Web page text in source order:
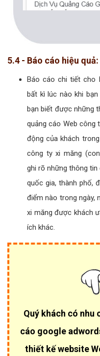
5.4 - Báo cáo hiệu quả:
Báo cáo chi tiết cho
bất kì lúc nào khi
bạn biết được những
quảng cáo Web công
động của khách
công ty xi măng
ghi rõ những thông tin
quốc gia, thành phố,
điểm nào trong ngày,
xi măng được khách
ích khác.
Quý khách có nhu
cáo google
thiết kế website